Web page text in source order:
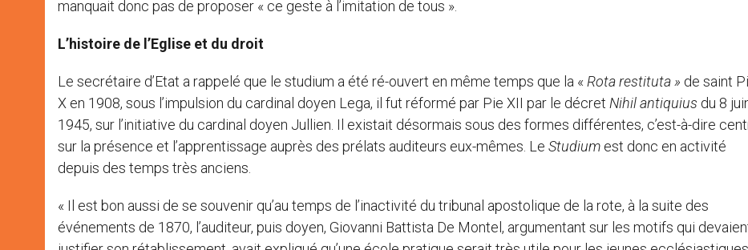
manquait donc pas de proposer « ce geste à l’imitation de tous ».
L’histoire de l’Eglise et du droit
Le secrétaire d’Etat a rappelé que le studium a été ré-ouvert en même temps que la « Rota restituta » de saint
X en 1908, sous l’impulsion du cardinal doyen Lega, il fut réformé par Pie XII par le décret Nihil antiquius du 8
1945, sur l’initiative du cardinal doyen Jullien. Il existait désormais sous des formes différentes, c’est-à-dire
sur la présence et l’apprentissage auprès des prélats auditeurs eux-mêmes. Le Studium est donc en activité
depuis des temps très anciens.
« Il est bon aussi de se souvenir qu’au temps de l’inactivité du tribunal apostolique de la rote, à la suite des
événements de 1870, l’auditeur, puis doyen, Giovanni Battista De Montel, argumentant sur les motifs qui